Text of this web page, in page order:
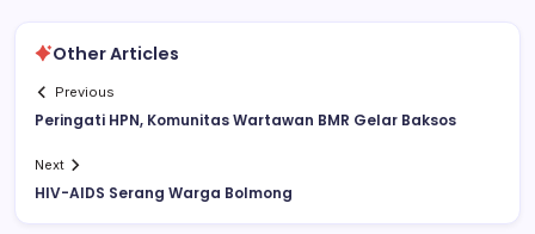
Other Articles
Previous
Peringati HPN, Komunitas Wartawan BMR Gelar Baksos
Next
HIV-AIDS Serang Warga Bolmong